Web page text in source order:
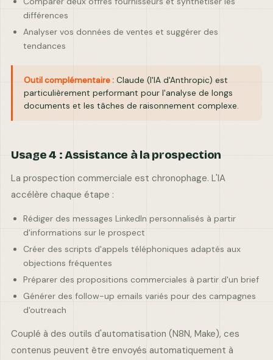
différences
Analyser vos données de ventes et suggérer des
tendances
Outil complémentaire : Claude (l'IA d'Anthropic) est
particulièrement performant pour l'analyse de longs
documents et les tâches de raisonnement complexe.
Usage 4 : Assistance à la prospection
La prospection commerciale est chronophage. L'IA
accélère chaque étape :
Rédiger des messages LinkedIn personnalisés à partir
d'informations sur le prospect
Créer des scripts d'appels téléphoniques adaptés aux
objections fréquentes
Préparer des propositions commerciales à partir d'un brief
Générer des follow-up emails variés pour des campagnes
d'outreach
Couplé à des outils d'automatisation (N8N, Make), ces
contenus peuvent être envoyés automatiquement à